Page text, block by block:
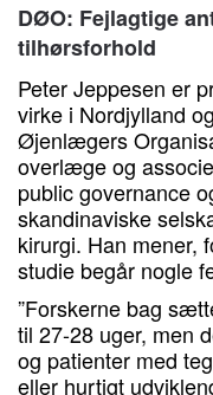
DØO: Fejlagtige
tilhørsforhold
Peter Jeppesen er
virke i Nordjylland
Øjenlægers
overlæge og
public governance
skandinaviske
kirurgi. Han mener,
studie begår nogle
”Forskerne bag
til 27-28 uger, men
og patienter med
eller hurtigt